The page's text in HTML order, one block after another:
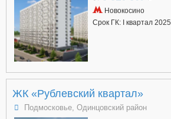
Новокосино
Срок ГК: I квартал 2025
ЖК «Рублевский квартал»
Подмосковье, Одинцовский район